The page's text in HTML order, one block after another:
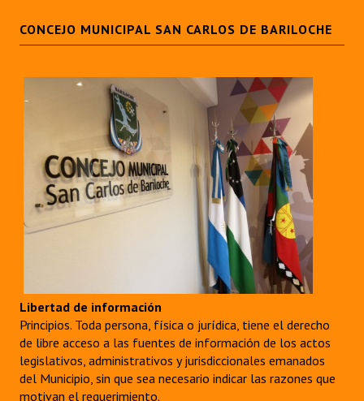
CONCEJO MUNICIPAL SAN CARLOS DE BARILOCHE
Libertad de información
Principios. Toda persona, física o jurídica, tiene el derecho
de libre acceso a las fuentes de información de los actos
legislativos, administrativos y jurisdiccionales emanados
del Municipio, sin que sea necesario indicar las razones que
motivan el requerimiento.